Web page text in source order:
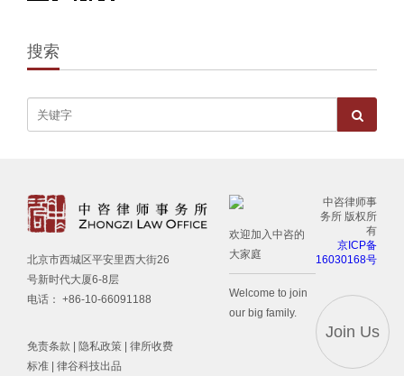
搜索
北京市西城区平安里西大街26
号新时代大厦6-8层
电话： +86-10-66091188
免责条款 隐私政策
律所收费
标准 | 律谷科技出品
欢迎加入中咨的
大家庭
Welcome to join
our big family.
中咨律师事
务所 版权所
有
京ICP备
16030168号
Join Us